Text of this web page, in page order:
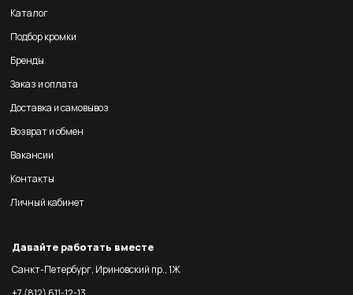
Каталог
Подбор кромки
Бренды
Заказ и оплата
Доставка и самовывоз
Возврат и обмен
Вакансии
Контакты
Личный кабинет
Давайте работать вместе
Санкт-Петербург, Ириновский пр., 1Ж